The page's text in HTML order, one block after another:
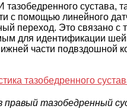
сустава,
с помощью линейного
переход. Это связано с
для идентификации
части подвздошной
правый тазобедренный